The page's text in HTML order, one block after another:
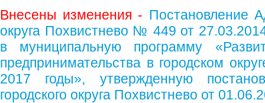
Внесены изменения - Постановление
округа Похвистнево № 449 от
в муниципальную программу
предпринимательства в городском
2017 годы», утвержденную
городского округа Похвистнево от